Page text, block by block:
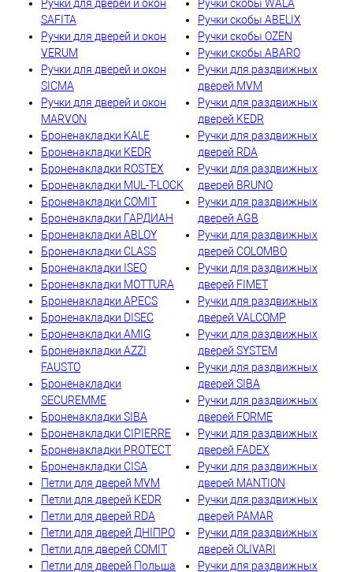
Ручки для дверей и окон
SAFITA
Ручки для дверей и окон
VERUM
Ручки для дверей и окон
SICMA
Ручки для дверей и окон
MARVON
Броненакладки KALE
Броненакладки KEDR
Броненакладки ROSTEX
Броненакладки MUL-T-LOCK
Броненакладки COMIT
Броненакладки ГАРДИАН
Броненакладки ABLOY
Броненакладки CLASS
Броненакладки ISEO
Броненакладки MOTTURA
Броненакладки APECS
Броненакладки DISEC
Броненакладки AMIG
Броненакладки AZZI
FAUSTO
Броненакладки
SECUREMME
Броненакладки SIBA
Броненакладки CIPIERRE
Броненакладки PROTECT
Броненакладки CISA
Петли для дверей MVM
Петли для дверей KEDR
Петли для дверей RDA
Петли для дверей ДНІПРО
Петли для дверей COMIT
Петли для дверей Польша
Ручки скобы WALA
Ручки скобы ABELIX
Ручки скобы OZEN
Ручки скобы ABARO
Ручки для раздвижных
дверей MVM
Ручки для раздвижных
дверей KEDR
Ручки для раздвижных
дверей RDA
Ручки для раздвижных
дверей BRUNO
Ручки для раздвижных
дверей AGB
Ручки для раздвижных
дверей COLOMBO
Ручки для раздвижных
дверей FIMET
Ручки для раздвижных
дверей VALCOMP
Ручки для раздвижных
дверей SYSTEM
Ручки для раздвижных
дверей SIBA
Ручки для раздвижных
дверей FORME
Ручки для раздвижных
дверей FADEX
Ручки для раздвижных
дверей MANTION
Ручки для раздвижных
дверей PAMAR
Ручки для раздвижных
дверей OLIVARI
Ручки для раздвижных